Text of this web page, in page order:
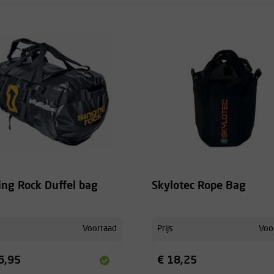
Rock Duffel bag
Voorraad
Skylotec Rope Bag
Prijs
€ 18,25